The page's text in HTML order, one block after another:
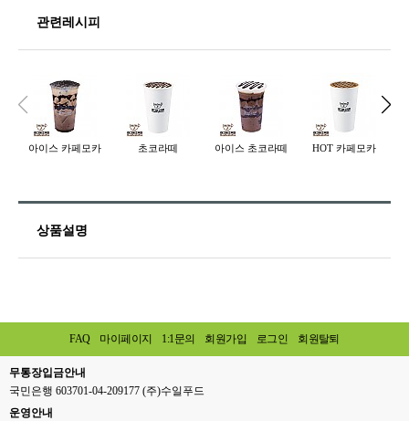
관련레시피
아이스 카페모카 초코라떼 아이스 초코라떼 HOT 카페모카
상품설명
FAQ 마이페이지 1:1문의 회원가입 로그인 회원탈퇴
무통장입금안내
국민은행 603701-04-209177 (주)수일푸드
운영안내